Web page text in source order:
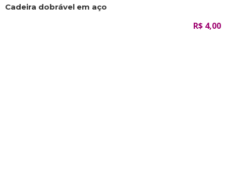
Cadeira dobrável em aço
R$ 4,00